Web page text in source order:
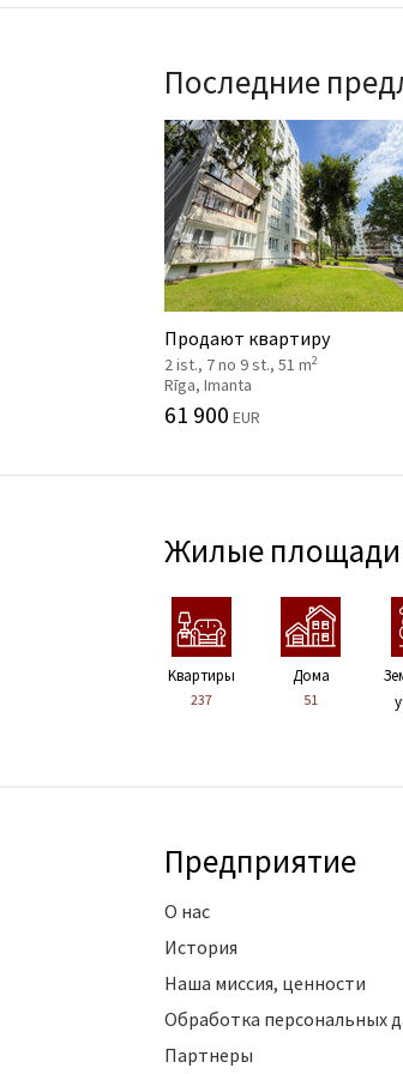
Последние
Продают квартиру
2 ist., 7 no 9 st., 51 m2
Rīga, Imanta
61 900 EUR
Жилые площади
Kвартиры
237
Дома
51
Предприятие
О нас
История
Наша миссия, ценности
Обработка персональных
Партнеры